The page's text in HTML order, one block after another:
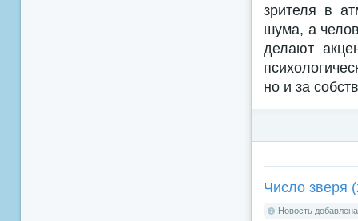
зрителя в
шума, а
делают
но и за
Число зверя
Новость